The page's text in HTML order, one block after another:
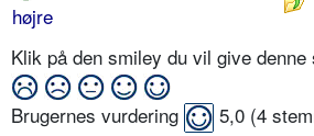
højre
Klik på den smiley du vil give denne
Brugernes vurdering 5,0 (4